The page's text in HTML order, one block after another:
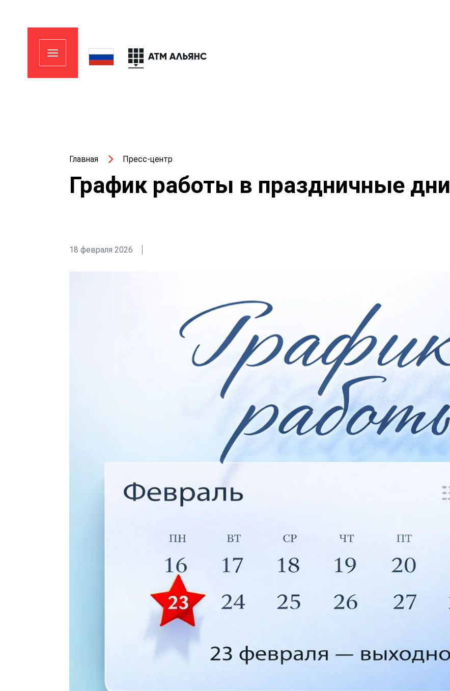
Главная Пресс-центр
График работы в праздничные дни
18 февраля 2026